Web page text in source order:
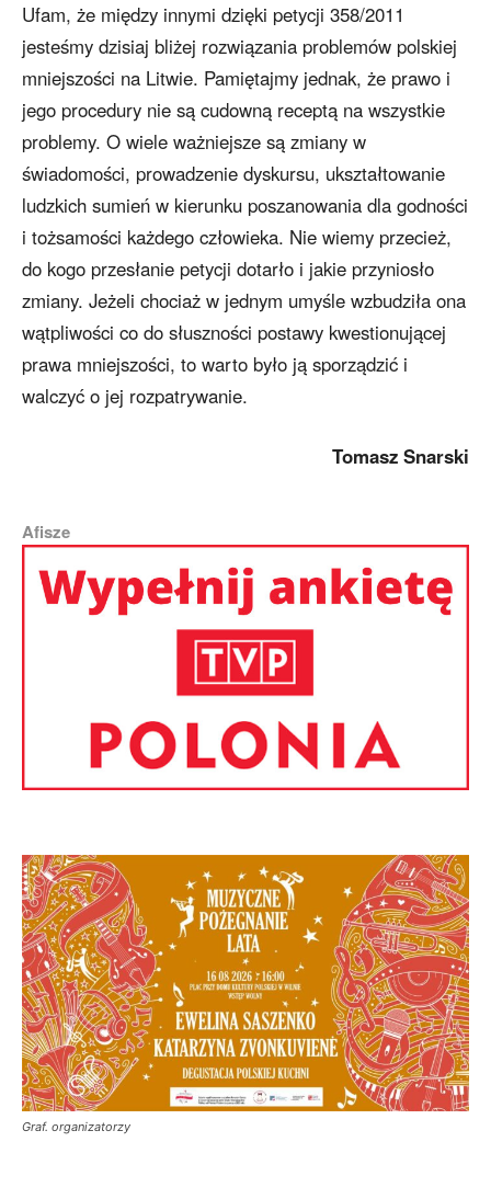
Ufam, że między innymi dzięki petycji 358/2011
jesteśmy dzisiaj bliżej rozwiązania problemów polskiej
mniejszości na Litwie. Pamiętajmy jednak, że prawo i
jego procedury nie są cudowną receptą na wszystkie
problemy. O wiele ważniejsze są zmiany w
świadomości, prowadzenie dyskursu, ukształtowanie
ludzkich sumień w kierunku poszanowania dla godności
i tożsamości każdego człowieka. Nie wiemy przecież,
do kogo przesłanie petycji dotarło i jakie przyniosło
zmiany. Jeżeli chociaż w jednym umyśle wzbudziła ona
wątpliwości co do słuszności postawy kwestionującej
prawa mniejszości, to warto było ją sporządzić i
walczyć o jej rozpatrywanie.
Tomasz Snarski
Afisze
Graf. organizatorzy